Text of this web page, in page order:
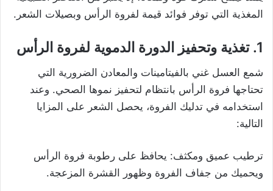
المغذية التي توفر فوائد قيمة لفروة الرأس وبصيلات الشعر.
1. تغذية وتحفيز الدورة الدموية لفروة الرأس
شمع العسل غني بالفيتامينات والمعادن الضرورية التي
تحتاجها فروة الرأس بانتظام لتحفيز نموها الصحي. وعند
استخدامه في تدليك الفروة، يحصل الشعر على المزايا
التالية:
ترطيب عميق ومكثف: يحافظ على رطوبة فروة الرأس
ويحميك من جفاف الفروة وظهور القشرة المزعجة.